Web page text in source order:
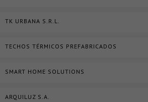
TK URBANA S.R.L.
TECHOS TÉRMICOS PREFABRICADOS
SMART HOME SOLUTIONS
ARQUILUZ S.A.